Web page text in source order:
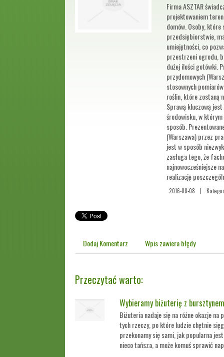
Firma ASZTAR
projektowaniem
domów. Osoby,
przedsiębiorstwie,
umiejętności, co
przestrzeni ogrodu,
dużej ilości gotówki.
przydomowych
stosownych
roślin, które zostaną
Sprawą kluczową
środowisku, w
sposób.
(Warszawa) przez
jest w sposób
zasługa tego, że
najnowocześniejsze
realizację
2016-08-08 |
Dodaj Komentarz Wpis zawiera błędy
Przeczytać warto:
Wybieramy biżuterię z
Biżuteria nadaje się na różne okazje
tych rzeczy, po które ludzie chętnie
przekonamy się sami, jak popularna
nieco tańsza, a może komuś sprawić